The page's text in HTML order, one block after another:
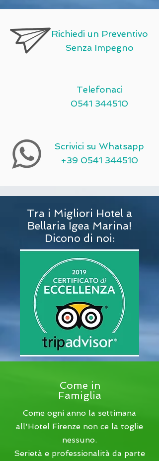
Richiedi un Preventivo
Senza Impegno
Telefonaci
0541 344510
Scrivici su Whatsapp
+39 0541 344510
Tra i Migliori Hotel a
Bellaria Igea Marina!
Dicono di noi:
Come in
Famiglia
Come ogni anno la settimana
all'Hotel Firenze non ce la toglie
nessuno.
Serietà e professionalità da parte